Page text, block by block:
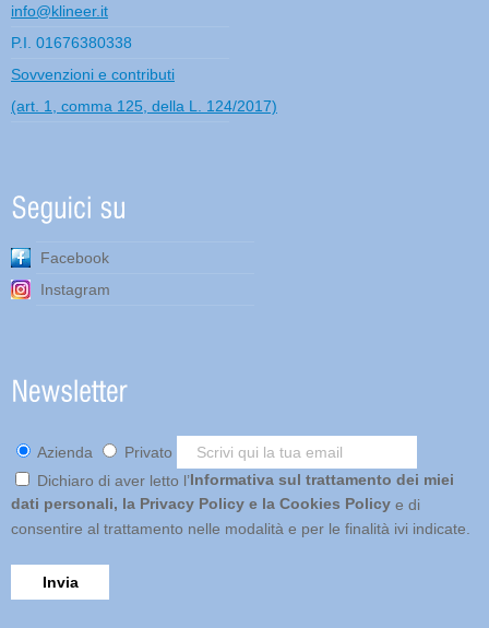
info@klineer.it
P.I. 01676380338
Sovvenzioni e contributi
(art. 1, comma 125, della L. 124/2017)
Facebook
Instagram
Azienda
Privato
Dichiaro di aver letto l’Informativa sul trattamento dei miei
dati personali, la Privacy Policy e la Cookies Policy e di
consentire al trattamento nelle modalità e per le finalità ivi indicate.
Invia